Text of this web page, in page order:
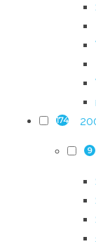
174
9